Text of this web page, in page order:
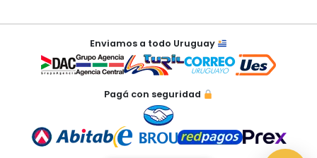
Navegación
entradas
Enviamos a todo Uruguay
Pagá con seguridad